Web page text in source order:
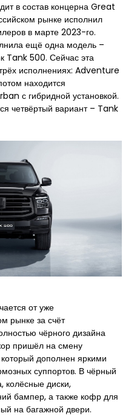
в состав концерна Great
рынке исполнил
в марте 2023-го.
ещё одна модель –
Tank 500. Сейчас эта
исполнениях: Adventure
находится
с гибридной установкой.
четвёртый вариант – Tank
от уже
рынке за счёт
чёрного дизайна
пришёл на смену
дополнен яркими
суппортов. В чёрный
колёсные диски,
бампер, а также кофр для
на багажной двери.